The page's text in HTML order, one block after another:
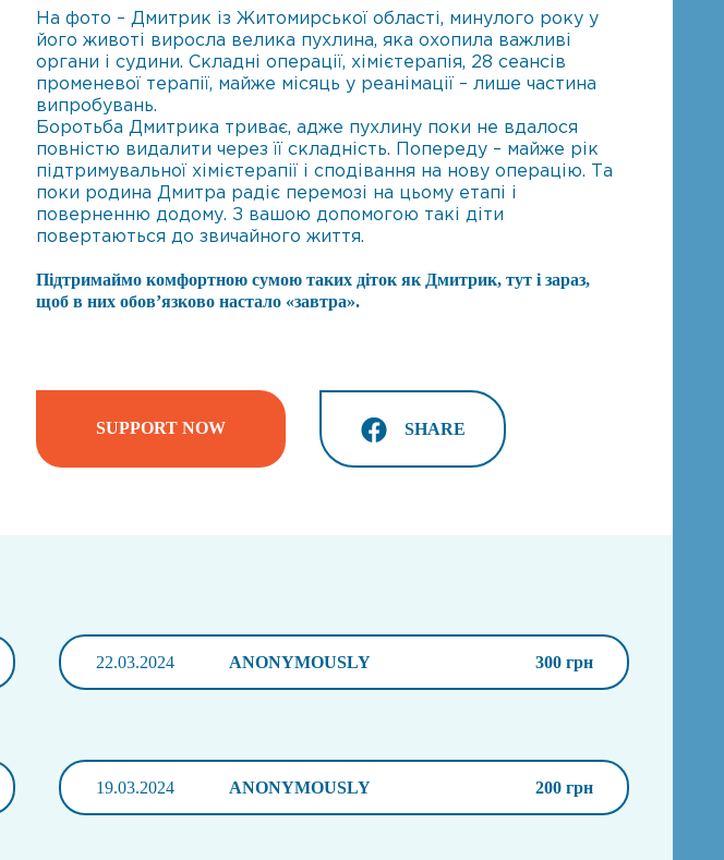
На фото – Дмитрик із Житомирської області, минулого року у
його животі виросла велика пухлина, яка охопила важливі
органи і судини. Складні операції, хімієтерапія, 28 сеансів
променевої терапії, майже місяць у реанімації – лише частина
випробувань.
Боротьба Дмитрика триває, адже пухлину поки не вдалося
повністю видалити через її складність. Попереду – майже рік
підтримувальної хімієтерапії і сподівання на нову операцію. Та
поки родина Дмитра радіє перемозі на цьому етапі і
поверненню додому. З вашою допомогою такі діти
повертаються до звичайного життя.
Підтримаймо комфортною сумою таких діток як Дмитрик, тут і зараз,
щоб в них обов’язково настало «завтра».
SUPPORT NOW SHARE
22.03.2024 ANONYMOUSLY 300 грн
19.03.2024 ANONYMOUSLY 200 грн